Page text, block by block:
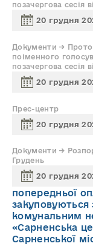
позачергова сесія
20 грудня
Документи →
поіменного
позачергова сесія
20 грудня
Прес-центр
20 грудня
Документи →
Грудень
20 грудня
попередньої
комунальним
«Сарненська
Сарненської